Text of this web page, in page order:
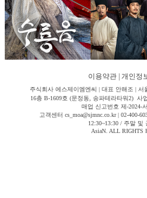
이용약관 개인정
주식회사 에스제이엠엔씨 | 대표 안해조 | 서
16층 B-1609호 (문정동, 송파테라타워2) 사
매업 신고번호 제-2024-
고객센터 cs_moa@sjmnc.co.kr | 02-400-
12:30~13:30 / 주말 및
AsiaN. ALL RIGHTS